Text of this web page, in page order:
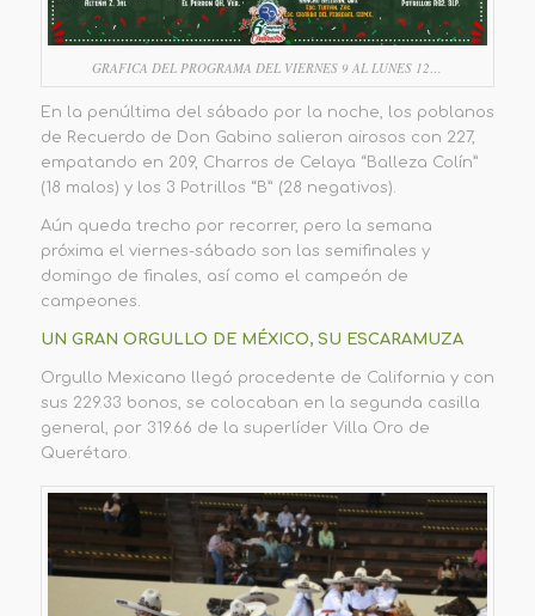
GRAFICA DEL PROGRAMA DEL VIERNES 9 AL LUNES 12…
En la penúltima del sábado por la noche, los poblanos
de Recuerdo de Don Gabino salieron airosos con 227,
empatando en 209, Charros de Celaya “Balleza Colín”
(18 malos) y los 3 Potrillos “B” (28 negativos).
Aún queda trecho por recorrer, pero la semana
próxima el viernes-sábado son las semifinales y
domingo de finales, así como el campeón de
campeones.
UN GRAN ORGULLO DE MÉXICO, SU ESCARAMUZA
Orgullo Mexicano llegó procedente de California y con
sus 229.33 bonos, se colocaban en la segunda casilla
general, por 319.66 de la superlíder Villa Oro de
Querétaro.